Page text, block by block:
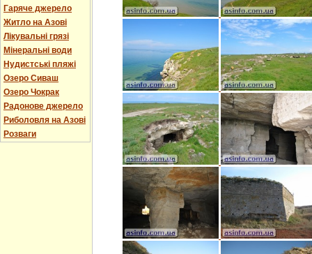
Гаряче джерело
Житло на Азові
Лікувальні грязі
Мінеральні води
Нудистські пляжі
Озеро Сиваш
Озеро Чокрак
Радонове джерело
Риболовля на Азові
Розваги